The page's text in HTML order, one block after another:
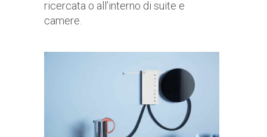
ricercata o all’interno di suite e
camere.